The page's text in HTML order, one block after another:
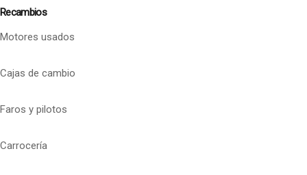
Recambios
Motores usados
Cajas de cambio
Faros y pilotos
Carrocería